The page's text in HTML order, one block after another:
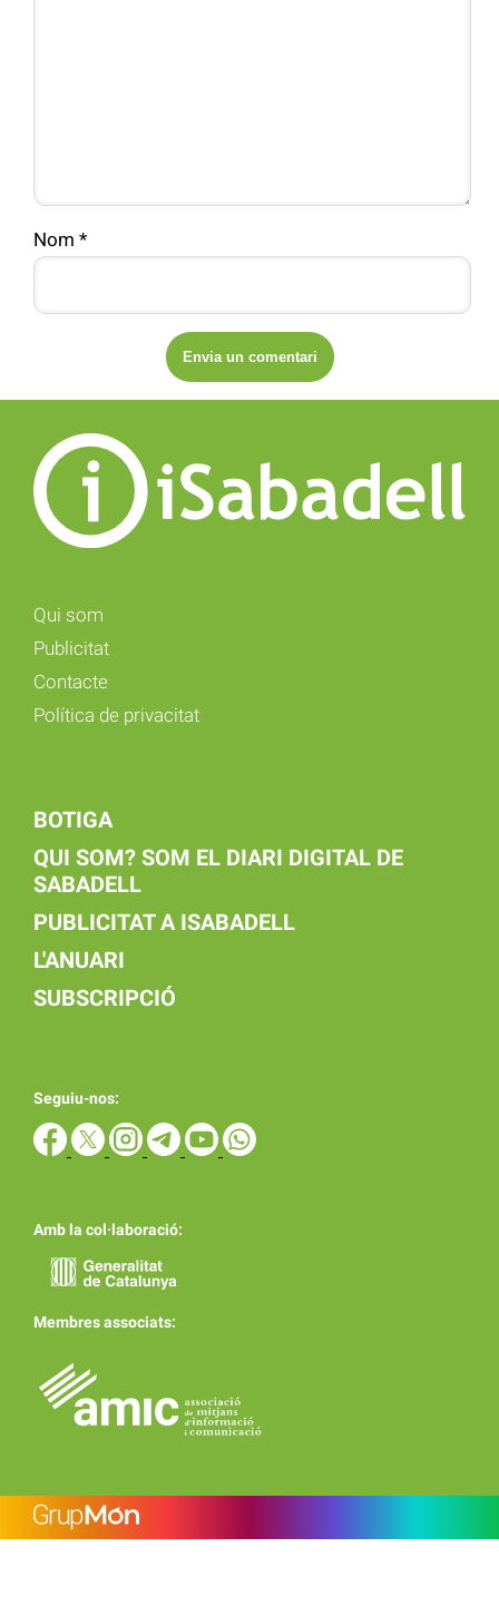
Nom *
Qui som
Publicitat
Contacte
Política de privacitat
BOTIGA
QUI SOM? SOM EL DIARI DIGITAL DE
SABADELL
PUBLICITAT A ISABADELL
L'ANUARI
SUBSCRIPCIÓ
Seguiu-nos:
Amb la col·laboració:
Membres associats: